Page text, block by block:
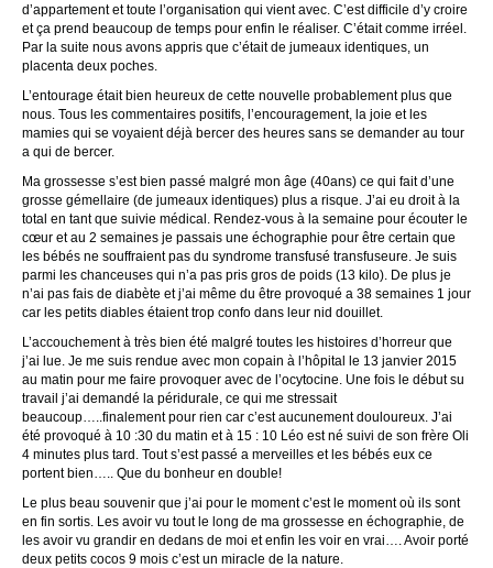
d’appartement et toute l’organisation qui vient avec. C’est difficile d’y croire
et ça prend beaucoup de temps pour enfin le réaliser. C’était comme irréel.
Par la suite nous avons appris que c’était de jumeaux identiques, un
placenta deux poches.
L’entourage était bien heureux de cette nouvelle probablement plus que
nous. Tous les commentaires positifs, l’encouragement, la joie et les
mamies qui se voyaient déjà bercer des heures sans se demander au tour
a qui de bercer.
Ma grossesse s’est bien passé malgré mon âge (40ans) ce qui fait d’une
grosse gémellaire (de jumeaux identiques) plus a risque. J’ai eu droit à la
total en tant que suivie médical. Rendez-vous à la semaine pour écouter le
cœur et au 2 semaines je passais une échographie pour être certain que
les bébés ne souffraient pas du syndrome transfusé transfuseure. Je suis
parmi les chanceuses qui n’a pas pris gros de poids (13 kilo). De plus je
n’ai pas fais de diabète et j’ai même du être provoqué a 38 semaines 1 jour
car les petits diables étaient trop confo dans leur nid douillet.
L’accouchement à très bien été malgré toutes les histoires d’horreur que
j’ai lue. Je me suis rendue avec mon copain à l’hôpital le 13 janvier 2015
au matin pour me faire provoquer avec de l’ocytocine. Une fois le début su
travail j’ai demandé la péridurale, ce qui me stressait
beaucoup…..finalement pour rien car c’est aucunement douloureux. J’ai
été provoqué à 10 :30 du matin et à 15 : 10 Léo est né suivi de son frère Oli
4 minutes plus tard. Tout s’est passé a merveilles et les bébés eux ce
portent bien….. Que du bonheur en double!
Le plus beau souvenir que j’ai pour le moment c’est le moment où ils sont
en fin sortis. Les avoir vu tout le long de ma grossesse en échographie, de
les avoir vu grandir en dedans de moi et enfin les voir en vrai…. Avoir porté
deux petits cocos 9 mois c’est un miracle de la nature.